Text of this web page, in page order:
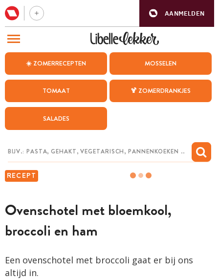
AANMELDEN
☀️ ZOMERRECEPTEN MOSSELEN
TOMAAT 🍹 ZOMERDRANKJES
SALADES
RECEPT
Ovenschotel met bloemkool,
broccoli en ham
Een ovenschotel met broccoli gaat er bij ons
altijd in.
BEZOEK ONZE ANDERE WEBSITES
WEEKMENU
CHAT MET MAIA
MIJN BEWAARDE RECEPTEN